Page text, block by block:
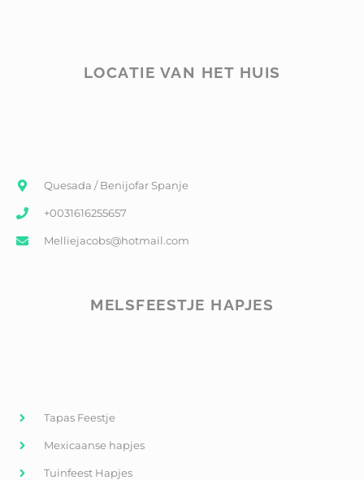
LOCATIE VAN HET HUIS
Quesada / Benijofar Spanje
+0031616255657
Melliejacobs@hotmail.com
MELSFEESTJE HAPJES
Tapas Feestje
Mexicaanse hapjes
Tuinfeest Hapjes